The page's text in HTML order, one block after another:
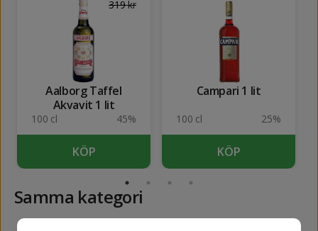
319kr
Aalborg Taffel
Akvavit 1 lit
100 cl 45%
KÖP
Campari 1 lit
100 cl 25%
KÖP
Samma kategori